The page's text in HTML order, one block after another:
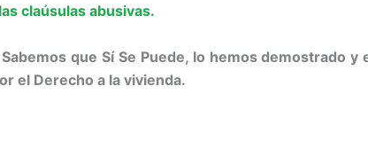
claúsulas abusivas.
que Sí Se Puede, lo hemos demostrado y
el Derecho a la vivienda.